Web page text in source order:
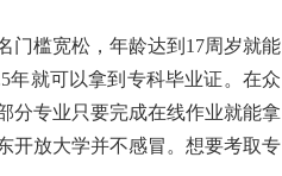
门槛宽松，年龄达到 17周岁就能
年就可以拿到专科毕业证。在众
分专业只要完成在线作业就能拿
开放大学并不感冒。想要考取专